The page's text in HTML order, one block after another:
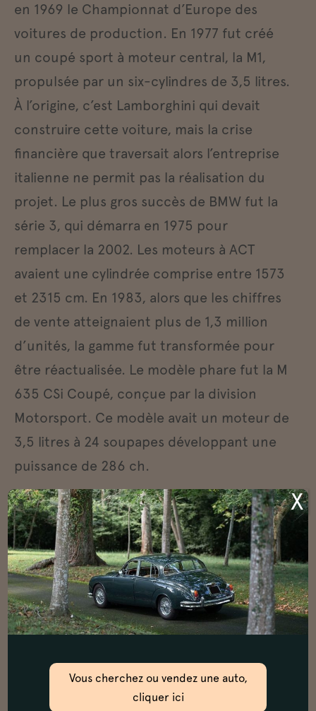
en 1969 le Championnat d’Europe des
voitures de production. En 1977 fut créé
un coupé sport à moteur central, la M1,
propulsée par un six-cylindres de 3,5 litres.
À l’origine, c’est Lamborghini qui devait
construire cette voiture, mais la crise
financière que traversait alors l’entreprise
italienne ne permit pas la réalisation du
projet. Le plus gros succès de BMW fut la
série 3, qui démarra en 1975 pour
remplacer la 2002. Les moteurs à ACT
avaient une cylindrée comprise entre 1573
et 2315 cm. En 1983, alors que les chiffres
de vente atteignaient plus de 1,3 million
d’unités, la gamme fut transformée pour
être réactualisée. Le modèle phare fut la M
635 CSi Coupé, conçue par la division
Motorsport. Ce modèle avait un moteur de
3,5 litres à 24 soupapes développant une
puissance de 286 ch.
BMW 328
La BMW 328 fut mise au point en 1936,
alors que la société bénéficiait déjà d’une
solide réputation dans le milieu sportif. Des
prototypes prirent part à des épreuves
comme le Grand Prix de Montlhéry. Mise
d’un six-cylindres dont la cylindrée était la
même que celle de la 326 qui l’avait
Vous cherchez ou vendez une auto,
cliquer ici
X